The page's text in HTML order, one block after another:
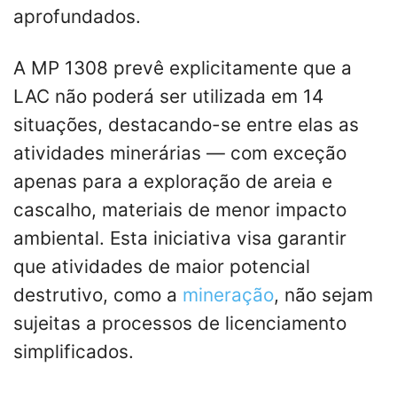
aprofundados.
A MP 1308 prevê explicitamente que a
LAC não poderá ser utilizada em 14
situações, destacando-se entre elas as
atividades minerárias — com exceção
apenas para a exploração de areia e
cascalho, materiais de menor impacto
ambiental. Esta iniciativa visa garantir
que atividades de maior potencial
destrutivo, como a mineração, não sejam
sujeitas a processos de licenciamento
simplificados.